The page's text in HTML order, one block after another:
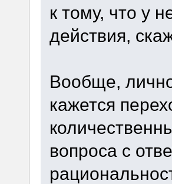
к тому, что у
действия,
Вообще,
кажется
вопроса с